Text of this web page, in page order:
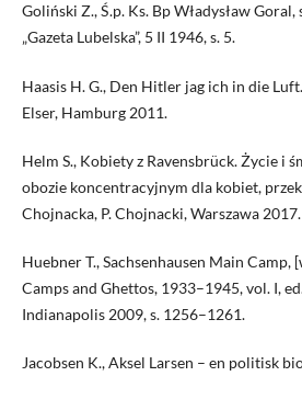
Goliński Z., Ś.p. Ks. Bp Władysław
„Gazeta Lubelska”, 5 II 1946, s. 5.
Haasis H. G., Den Hitler jag ich in die
Elser, Hamburg 2011.
Helm S., Kobiety z Ravensbrück. Życie i
obozie koncentracyjnym dla kobiet,
Chojnacka, P. Chojnacki, Warszawa 2017.
Huebner T., Sachsenhausen Main Camp,
Camps and Ghettos, 1933–1945, vol. I,
Indianapolis 2009, s. 1256–1261.
Jacobsen K., Aksel Larsen – en politisk